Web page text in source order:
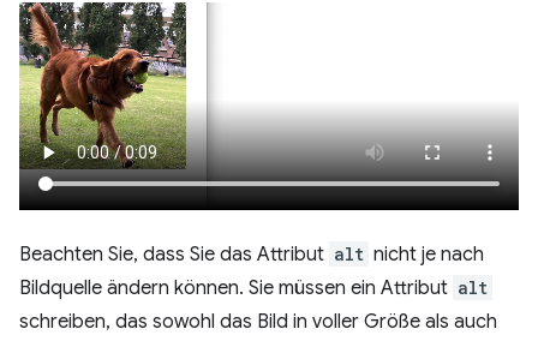
Beachten Sie, dass Sie das Attribut alt nicht je nach
Bildquelle ändern können. Sie müssen ein Attribut alt
schreiben, das sowohl das Bild in voller Größe als auch